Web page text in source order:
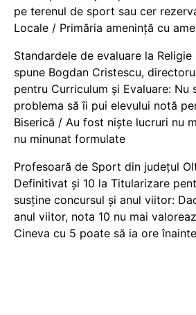
pe terenul de sport sau cer
Locale / Primăria amenință cu
Standardele de evaluare la
spune Bogdan Cristescu,
pentru Curriculum și Evaluare: Nu
problema să îi pui elevului notă
Biserică / Au fost niște lucruri nu
nu minunat formulate
Profesoară de Sport din județul
Definitivat și 10 la Titularizare
susține concursul și anul viitor:
anul viitor, nota 10 nu mai
Cineva cu 5 poate să ia ore